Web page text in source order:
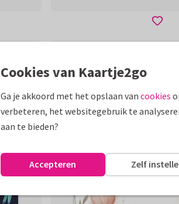
Cookies van Kaartje2go
Ga je akkoord met het opslaan van cookies
verbeteren, het websitegebruik te
aan te bieden?
Zelf
Accepteren